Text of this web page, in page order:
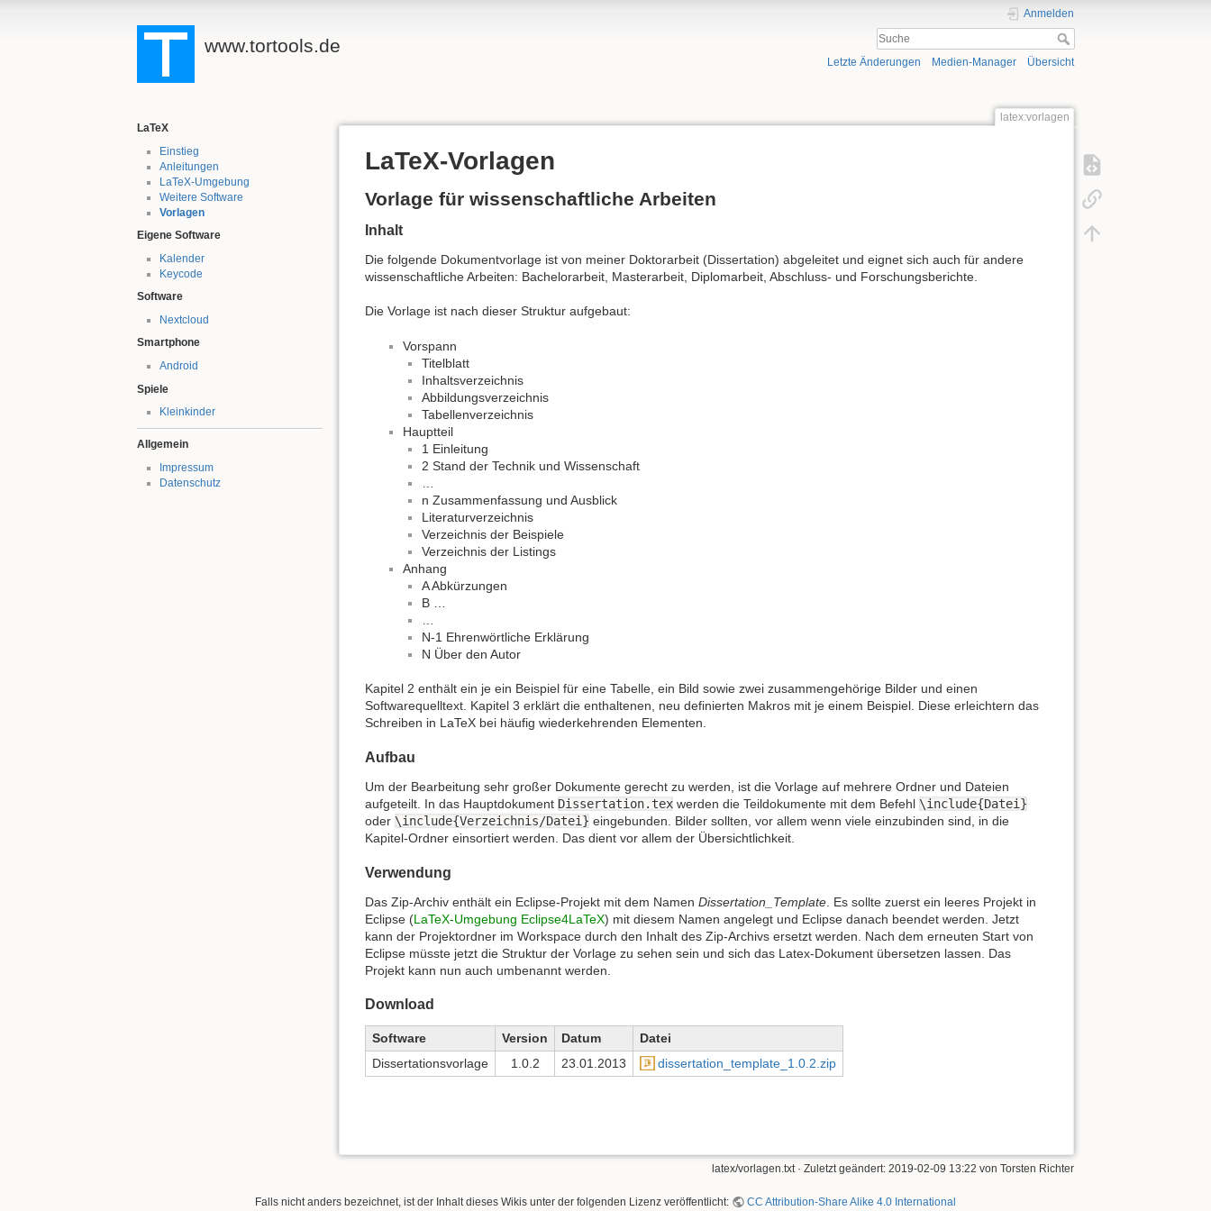
www.tortools.de
Anmelden
Letzte Änderungen Medien-Manager Übersicht
LaTeX
Einstieg
Anleitungen
LaTeX-Umgebung
Weitere Software
Vorlagen
Eigene Software
Kalender
Keycode
Software
Nextcloud
Smartphone
Android
Spiele
Kleinkinder
Allgemein
Impressum
Datenschutz
latex:vorlagen
LaTeX-Vorlagen
Vorlage für wissenschaftliche Arbeiten
Inhalt
Die folgende Dokumentvorlage ist von meiner Doktorarbeit (Dissertation) abgeleitet und eignet sich auch für andere
wissenschaftliche Arbeiten: Bachelorarbeit, Masterarbeit, Diplomarbeit, Abschluss- und Forschungsberichte.
Die Vorlage ist nach dieser Struktur aufgebaut:
Vorspann
Titelblatt
Inhaltsverzeichnis
Abbildungsverzeichnis
Tabellenverzeichnis
Hauptteil
1 Einleitung
2 Stand der Technik und Wissenschaft
n Zusammenfassung und Ausblick
Literaturverzeichnis
Verzeichnis der Beispiele
Verzeichnis der Listings
Anhang
A Abkürzungen
B …
N-1 Ehrenwörtliche Erklärung
N Über den Autor
Kapitel 2 enthält ein je ein Beispiel für eine Tabelle, ein Bild sowie zwei zusammengehörige Bilder und einen
Softwarequelltext. Kapitel 3 erklärt die enthaltenen, neu definierten Makros mit je einem Beispiel. Diese erleichtern das
Schreiben in LaTeX bei häufig wiederkehrenden Elementen.
Aufbau
Um der Bearbeitung sehr großer Dokumente gerecht zu werden, ist die Vorlage auf mehrere Ordner und Dateien
aufgeteilt. In das Hauptdokument Dissertation.tex werden die Teildokumente mit dem Befehl \include{Datei}
oder \include{Verzeichnis/Datei} eingebunden. Bilder sollten, vor allem wenn viele einzubinden sind, in die
Kapitel-Ordner einsortiert werden. Das dient vor allem der Übersichtlichkeit.
Verwendung
Das Zip-Archiv enthält ein Eclipse-Projekt mit dem Namen Dissertation_Template . Es sollte zuerst ein leeres Projekt in
Eclipse (LaTeX-Umgebung Eclipse4LaTeX) mit diesem Namen angelegt und Eclipse danach beendet werden. Jetzt
kann der Projektordner im Workspace durch den Inhalt des Zip-Archivs ersetzt werden. Nach dem erneuten Start von
Eclipse müsste jetzt die Struktur der Vorlage zu sehen sein und sich das Latex-Dokument übersetzen lassen. Das
Projekt kann nun auch umbenannt werden.
Download
Software Version Datum
Datei
Dissertationsvorlage
1.0.2 23.01.2013 dissertation_template_1.0.2.zip
latex/vorlagen.txt· Zuletzt geändert: 2019-02-09 13:22 von Torsten Richter
Falls nicht anders bezeichnet, ist der Inhalt dieses Wikis unter der folgenden Lizenz veröffentlicht: CC Attribution-Share Alike 4.0 International